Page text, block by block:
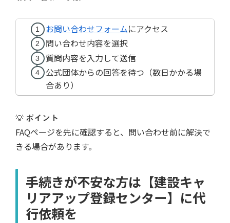
お問い合わせフォームにアクセス
問い合わせ内容を選択
質問内容を入力して送信
公式団体からの回答を待つ（数日かかる場
合あり）
💡 ポイント
FAQページを先に確認すると、問い合わせ前に解決で
きる場合があります。
手続きが不安な方は【建設キャ
リアアップ登録センター】に代
行依頼を